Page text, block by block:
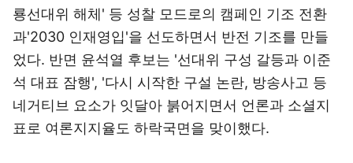
룡선대위 해체' 등 성찰 모드로의 캠페인 기조 전환
과'2030 인재영입'을 선도하면서 반전 기조를 만들
었다. 반면 윤석열 후보는 '선대위 구성 갈등과 이준
석 대표 잠행', '다시 시작한 구설 논란, 방송사고 등
네거티브 요소가 잇달아 붉어지면서 언론과 소셜지
표로 여론지지율도 하락국면을 맞이했다.